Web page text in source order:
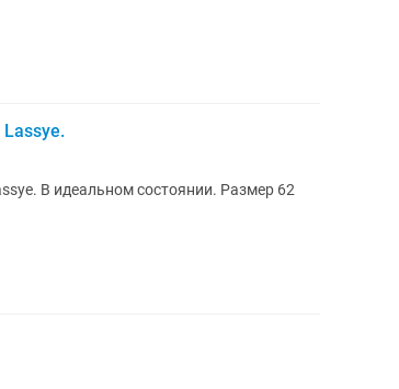
В идеальном состоянии. Размер 62